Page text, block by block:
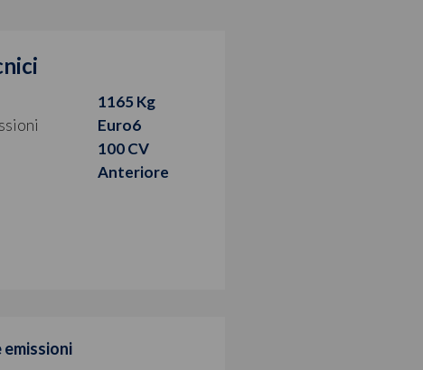
1165 Kg
Euro6
100 CV
Anteriore